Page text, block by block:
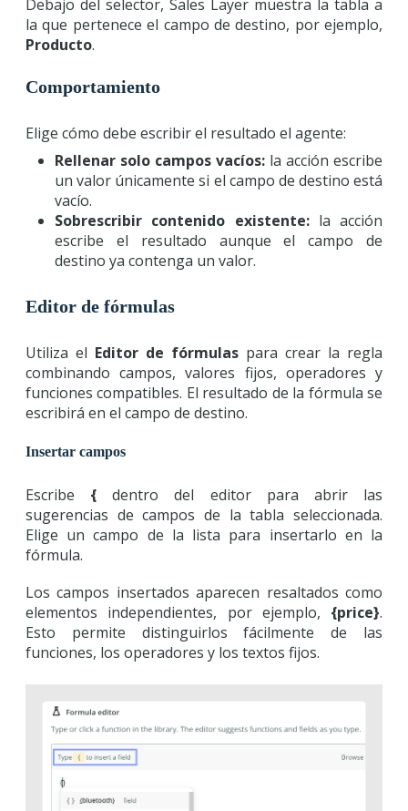
Debajo del selector, Sales Layer muestra la tabla a
la que pertenece el campo de destino, por ejemplo,
Producto.
Comportamiento
Elige cómo debe escribir el resultado el agente:
Rellenar solo campos vacíos: la acción escribe
un valor únicamente si el campo de destino está
vacío.
Sobrescribir contenido existente:la acción
escribe el resultado aunque el campo de
destino ya contenga un valor.
Editor de fórmulas
Utiliza el Editor de fórmulas para crear la regla
combinando campos, valores fijos, operadores y
funciones compatibles. El resultado de la fórmula se
escribirá en el campo de destino.
Insertar campos
Escribe { dentro del editor para abrir las
sugerencias de campos de la tabla seleccionada.
Elige un campo de la lista para insertarlo en la
fórmula.
Los campos insertados aparecen resaltados como
elementos independientes, por ejemplo, {price}.
Esto permite distinguirlos fácilmente de las
funciones, los operadores y los textos fijos.